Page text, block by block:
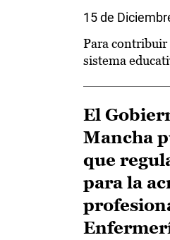
15 de
Para contribuir
sistema
El
Mancha
que
para la